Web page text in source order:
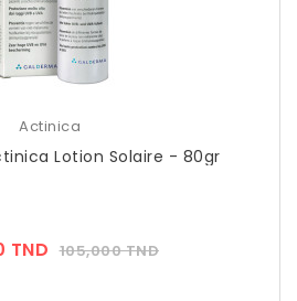
Actinica
Lotion Solaire - 80gr
TND Prix
105,000 TNDPrix